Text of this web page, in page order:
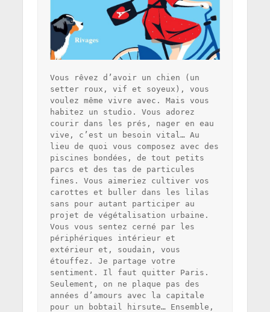
Vous rêvez d’avoir un chien (un
setter roux, vif et soyeux), vous
voulez même vivre avec. Mais vous
habitez un studio. Vous adorez
courir dans les prés, nager en eau
vive, c’est un besoin vital… Au
lieu de quoi vous composez avec des
piscines bondées, de tout petits
parcs et des tas de particules
fines. Vous aimeriez cultiver vos
carottes et buller dans les lilas
sans pour autant participer au
projet de végétalisation urbaine.
Vous vous sentez cerné par les
périphériques intérieur et
extérieur et, soudain, vous
étouffez. Je partage votre
sentiment. Il faut quitter Paris.
Seulement, on ne plaque pas des
années d’amours avec la capitale
pour un bobtail hirsute… Ensemble,